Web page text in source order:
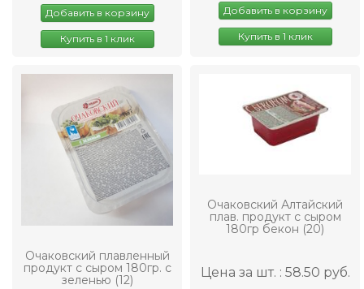
Добавить в корзину
Купить в 1 клик
Добавить в корзину
Купить в 1 клик
Очаковский плавленный
продукт с сыром 180гр. с
зеленью (12)
Очаковский Алтайский
плав. продукт с сыром
180гр бекон (20)
Цена за шт. : 58.50 руб.